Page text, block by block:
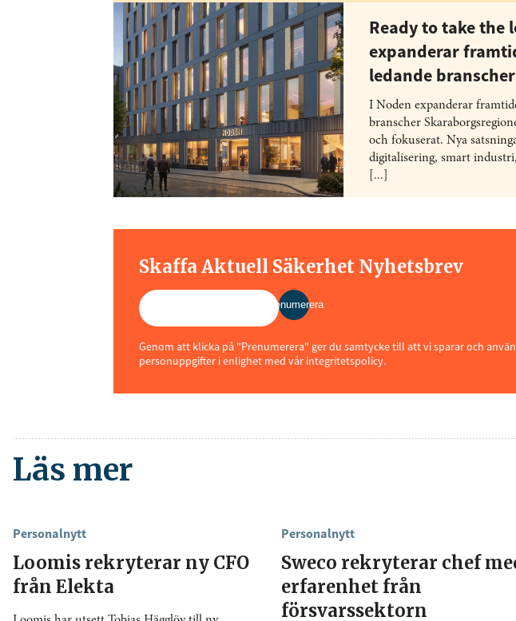
Ready to take the
expanderar
ledande branscher
I Noden expanderar
branscher
och fokuserat. Nya
digitalisering, smart
[...]
Skaffa Aktuell Säkerhet Nyhetsbrev
Prenumerera
Genom att klicka på "Prenumerera" ger du samtycke till att vi sparar och
personuppgifter i enlighet med vår integritetspolicy.
Läs mer
Personalnytt
Loomis rekryterar ny CFO
från Elekta
Personalnytt
Sweco rekryterar chef
erfarenhet från
försvarssektorn